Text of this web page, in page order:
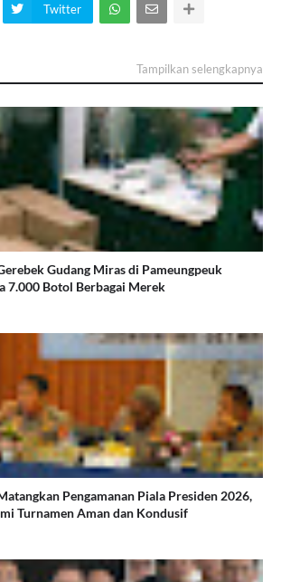
Twitter
Tampilkan selengkapnya
Gudang Miras di Pameungpeuk
7.000 Botol Berbagai Merek
Pengamanan Piala Presiden 2026,
Turnamen Aman dan Kondusif